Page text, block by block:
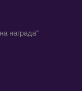
фолиа и
награда“